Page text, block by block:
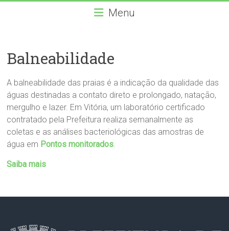
Orla
das
praias
de
Vitória
Menu
Balneabilidade
A balneabilidade das praias é a indicação da qualidade das
águas destinadas a contato direto e prolongado, natação,
mergulho e lazer. Em Vitória, um laboratório certificado
contratado pela Prefeitura realiza semanalmente as
coletas e as análises bacteriológicas das amostras de
água em Pontos monitorados.
Saiba mais